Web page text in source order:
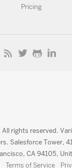
Pricing
rights reserved.
Salesforce Tower,
CA 94105,
Terms of Service